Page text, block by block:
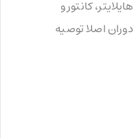
کانتور و
اصلا توصیه